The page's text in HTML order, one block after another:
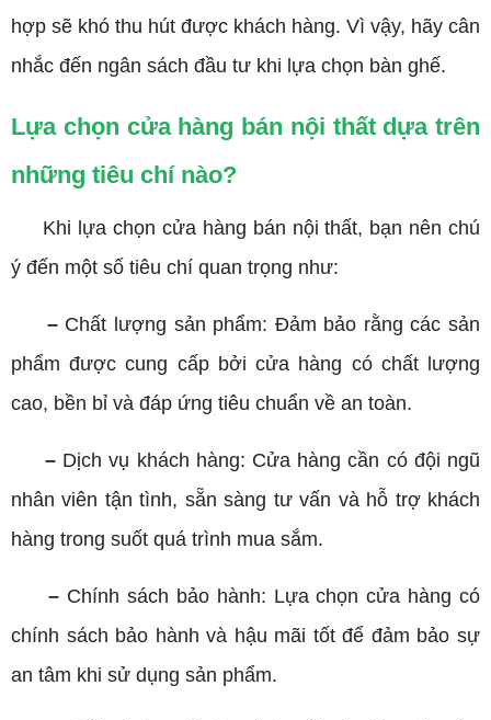
hợp sẽ khó thu hút được khách hàng. Vì vậy, hãy cân
nhắc đến ngân sách đầu tư khi lựa chọn bàn ghế.
Lựa chọn cửa hàng bán nội thất dựa trên
những tiêu chí nào?
Khi lựa chọn cửa hàng bán nội thất, bạn nên chú
ý đến một số tiêu chí quan trọng như:
– Chất lượng sản phẩm: Đảm bảo rằng các sản
phẩm được cung cấp bởi cửa hàng có chất lượng
cao, bền bỉ và đáp ứng tiêu chuẩn về an toàn.
– Dịch vụ khách hàng: Cửa hàng cần có đội ngũ
nhân viên tận tình, sẵn sàng tư vấn và hỗ trợ khách
hàng trong suốt quá trình mua sắm.
– Chính sách bảo hành: Lựa chọn cửa hàng có
chính sách bảo hành và hậu mãi tốt để đảm bảo sự
an tâm khi sử dụng sản phẩm.